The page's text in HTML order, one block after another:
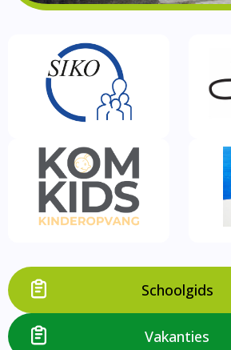
Privacy
Schoolgids
Vakanties